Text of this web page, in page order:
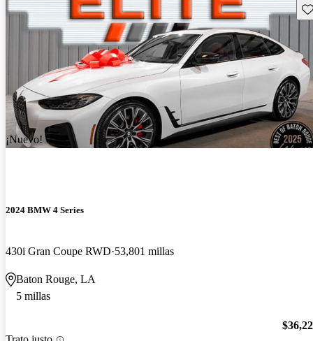
¡Nuevo!
2024 BMW 4 Series
430i Gran Coupe RWD 53,801 millas
Baton Rouge, LA
5 millas